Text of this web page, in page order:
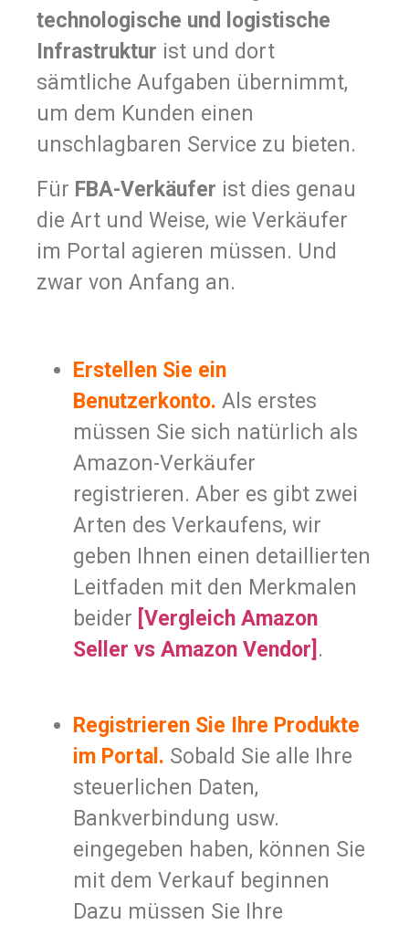
technologische und logistische
Infrastruktur ist und dort
sämtliche Aufgaben übernimmt,
um dem Kunden einen
unschlagbaren Service zu bieten.
Für FBA-Verkäufer ist dies genau
die Art und Weise, wie Verkäufer
im Portal agieren müssen. Und
zwar von Anfang an.
Erstellen Sie ein
Benutzerkonto. Als erstes
müssen Sie sich natürlich als
Amazon-Verkäufer
registrieren. Aber es gibt zwei
Arten des Verkaufens, wir
geben Ihnen einen detaillierten
Leitfaden mit den Merkmalen
beider [Vergleich Amazon
Seller vs Amazon Vendor] .
Registrieren Sie Ihre Produkte
im Portal. Sobald Sie alle Ihre
steuerlichen Daten,
Bankverbindung usw.
eingegeben haben, können Sie
mit dem Verkauf beginnen
Dazu müssen Sie Ihre